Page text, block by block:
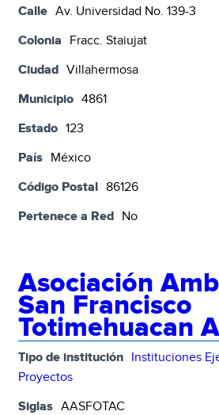
Calle Av. Universidad No. 139-3
Colonia Fracc. Staiujat
Ciudad Villahermosa
Municipio 4861
Estado 123
País México
Código Postal 86126
Pertenece a Red No
Asociación
San Francisco
Totimehuacan
Tipo de institución Instituciones
Proyectos
Siglas AASFOTAC